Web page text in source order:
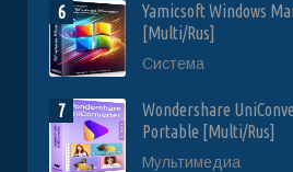
6
Yamicsoft Windows
[Multi/Rus]
Система
7
Wondershare
Portable [Multi/Rus]
Мультимедиа